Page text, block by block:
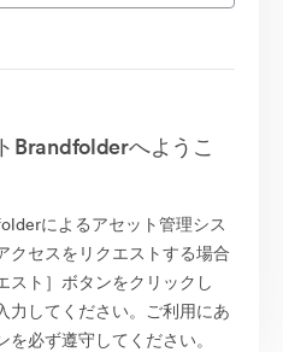
Brandfolderへようこ
によるアセット管理シス
クセスをリクエストする場合
スト］ボタンをクリックし
力してください。ご利用にあ
必ず遵守してください。